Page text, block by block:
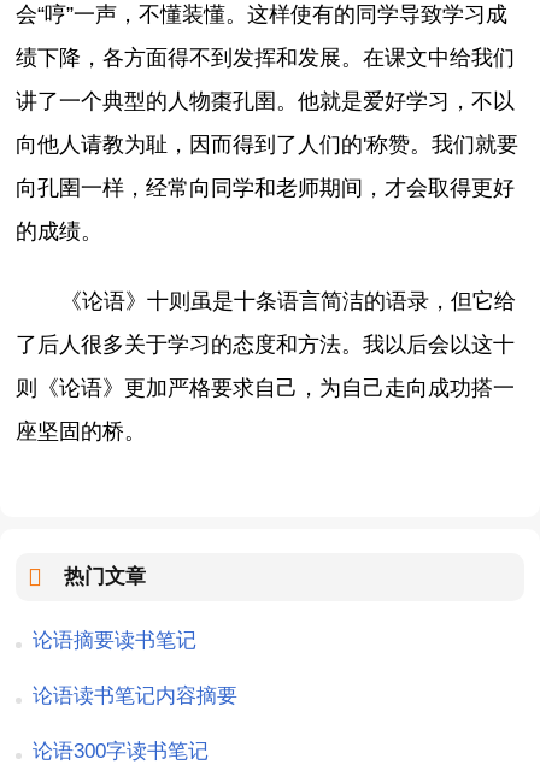
会“哼”一声，不懂装懂。这样使有的同学导致学习成
绩下降，各方面得不到发挥和发展。在课文中给我们
讲了一个典型的人物棗孔圉。他就是爱好学习，不以
向他人请教为耻，因而得到了人们的'称赞。我们就要
向孔圉一样，经常向同学和老师期间，才会取得更好
的成绩。
《论语》十则虽是十条语言简洁的语录，但它给
了后人很多关于学习的态度和方法。我以后会以这十
则《论语》更加严格要求自己，为自己走向成功搭一
座坚固的桥。
热门文章
论语摘要读书笔记
论语读书笔记内容摘要
论语300字读书笔记